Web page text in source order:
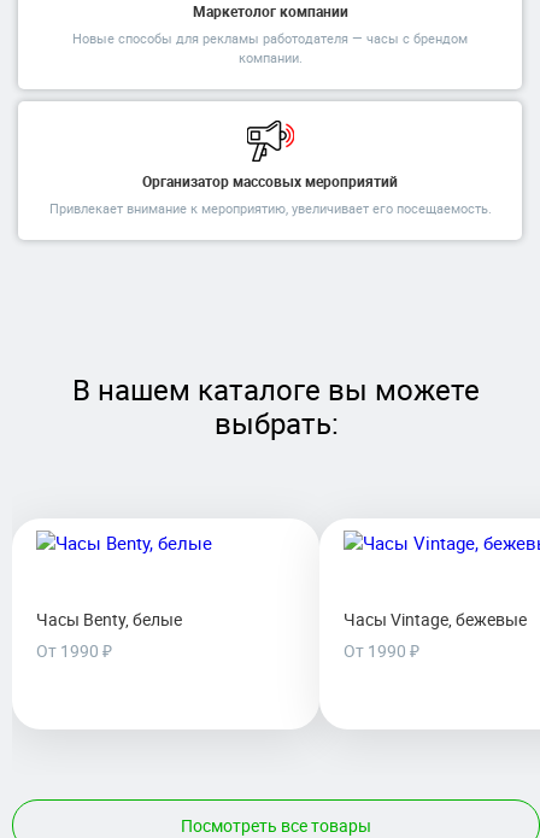
Маркетолог компании
Новые способы для рекламы работодателя — часы с брендом
компании.
Организатор массовых мероприятий
Привлекает внимание к мероприятию, увеличивает его посещаемость.
В нашем каталоге вы можете
выбрать:
Часы Benty, белые
От 1990 ₽
Часы Vintage, бежевые
От 1990 ₽
Посмотреть все товары